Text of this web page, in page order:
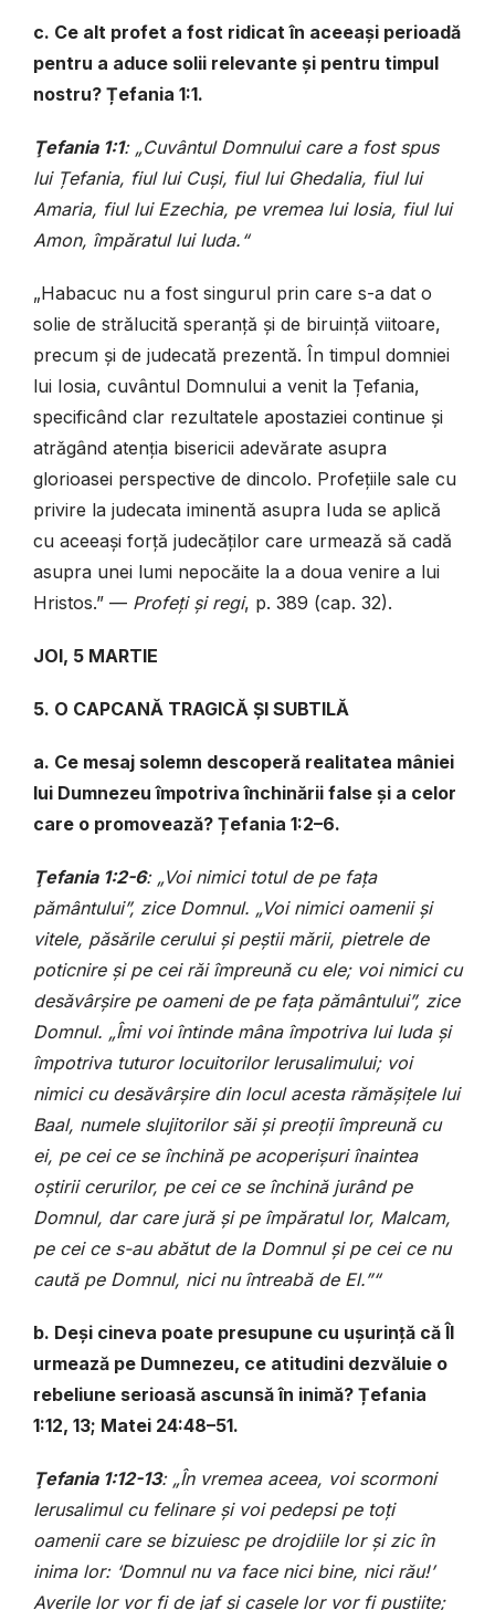
c. Ce alt profet a fost ridicat în aceeași perioadă
pentru a aduce solii relevante și pentru timpul
nostru? Țefania 1:1.
Ţefania 1:1: „Cuvântul Domnului care a fost spus
lui Țefania, fiul lui Cuși, fiul lui Ghedalia, fiul lui
Amaria, fiul lui Ezechia, pe vremea lui Iosia, fiul lui
Amon, împăratul lui Iuda.“
„Habacuc nu a fost singurul prin care s-a dat o
solie de strălucită speranță și de biruință viitoare,
precum și de judecată prezentă. În timpul domniei
lui Iosia, cuvântul Domnului a venit la Țefania,
specificând clar rezultatele apostaziei continue și
atrăgând atenția bisericii adevărate asupra
glorioasei perspective de dincolo. Profețiile sale cu
privire la judecata iminentă asupra Iuda se aplică
cu aceeași forță judecăților care urmează să cadă
asupra unei lumi nepocăite la a doua venire a lui
Hristos.” — Profeți și regi, p. 389 (cap. 32).
JOI, 5 MARTIE
5. O CAPCANĂ TRAGICĂ ȘI SUBTILĂ
a. Ce mesaj solemn descoperă realitatea mâniei
lui Dumnezeu împotriva închinării false și a celor
care o promovează? Țefania 1:2–6.
Ţefania 1:2-6: „Voi nimici totul de pe fața
pământului”, zice Domnul. „Voi nimici oamenii și
vitele, păsările cerului și peștii mării, pietrele de
poticnire și pe cei răi împreună cu ele; voi nimici cu
desăvârșire pe oameni de pe fața pământului”, zice
Domnul. „Îmi voi întinde mâna împotriva lui Iuda și
împotriva tuturor locuitorilor Ierusalimului; voi
nimici cu desăvârșire din locul acesta rămășițele lui
Baal, numele slujitorilor săi și preoții împreună cu
ei, pe cei ce se închină pe acoperișuri înaintea
oștirii cerurilor, pe cei ce se închină jurând pe
Domnul, dar care jură și pe împăratul lor, Malcam,
pe cei ce s-au abătut de la Domnul și pe cei ce nu
caută pe Domnul, nici nu întreabă de El.”“
b. Deși cineva poate presupune cu ușurință că Îl
urmează pe Dumnezeu, ce atitudini dezvăluie o
rebeliune serioasă ascunsă în inimă? Țefania
1:12, 13; Matei 24:48–51.
Ţefania 1:12-13: „În vremea aceea, voi scormoni
Ierusalimul cu felinare și voi pedepsi pe toți
oamenii care se bizuiesc pe drojdiile lor și zic în
inima lor: ‘Domnul nu va face nici bine, nici rău!’
Averile lor vor fi de jaf și casele lor vor fi pustiite;